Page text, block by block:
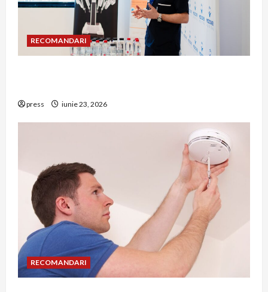
RECOMANDARI
press iunie 23, 2026
RECOMANDARI